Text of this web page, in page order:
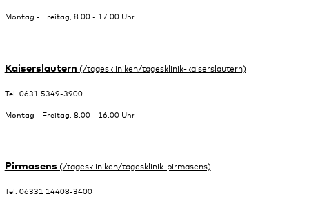
Montag - Freitag, 8.00 - 17.00 Uhr
Kaiserslautern
Tel. 0631 5349-3900
Montag - Freitag, 8.00 - 16.00 Uhr
Pirmasens
Tel. 06331 14408-3400